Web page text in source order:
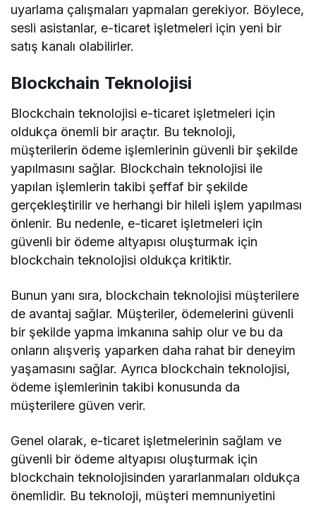
uyarlama çalışmaları yapmaları gerekiyor. Böylece,
sesli asistanlar, e-ticaret işletmeleri için yeni bir
satış kanalı olabilirler.
Blockchain Teknolojisi
Blockchain teknolojisi e-ticaret işletmeleri için
oldukça önemli bir araçtır. Bu teknoloji,
müşterilerin ödeme işlemlerinin güvenli bir şekilde
yapılmasını sağlar. Blockchain teknolojisi ile
yapılan işlemlerin takibi şeffaf bir şekilde
gerçekleştirilir ve herhangi bir hileli işlem yapılması
önlenir. Bu nedenle, e-ticaret işletmeleri için
güvenli bir ödeme altyapısı oluşturmak için
blockchain teknolojisi oldukça kritiktir.
Bunun yanı sıra, blockchain teknolojisi müşterilere
de avantaj sağlar. Müşteriler, ödemelerini güvenli
bir şekilde yapma imkanına sahip olur ve bu da
onların alışveriş yaparken daha rahat bir deneyim
yaşamasını sağlar. Ayrıca blockchain teknolojisi,
ödeme işlemlerinin takibi konusunda da
müşterilere güven verir.
Genel olarak, e-ticaret işletmelerinin sağlam ve
güvenli bir ödeme altyapısı oluşturmak için
blockchain teknolojisinden yararlanmaları oldukça
önemlidir. Bu teknoloji, müşteri memnuniyetini